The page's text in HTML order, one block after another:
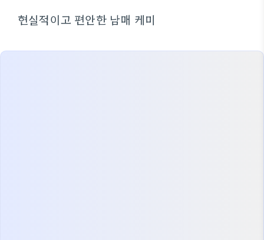
현실적이고 편안한 남매 케미